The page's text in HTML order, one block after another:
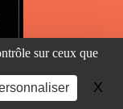
sur ceux que
X